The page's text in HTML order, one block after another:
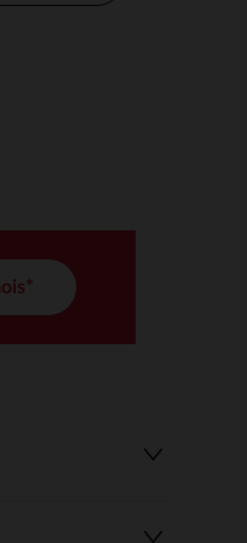
la conformité avec